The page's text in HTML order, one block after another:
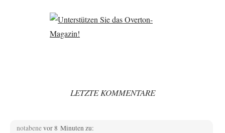
LETZTE KOMMENTARE
notabenevor 8 Minuten zu: